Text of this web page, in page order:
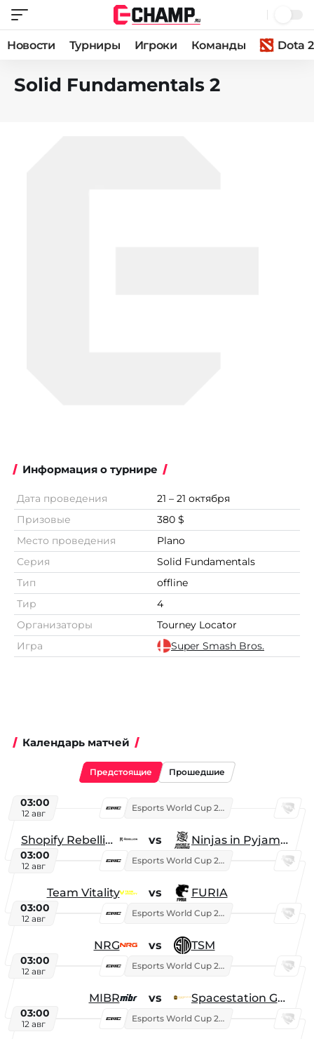
Новости Турниры Игроки Команды Dota 2
Solid Fundamentals 2
Информация о турнире
Дата проведения
21 – 21 октября
Призовые
380 $
Место проведения
Plano
Серия
Solid Fundamentals
Тип
offline
Тир
4
Организаторы
Tourney Locator
Игра
Super Smash Bros.
Календарь матчей
Предстоящие Прошедшие
03:00
12 авг
Esports World Cup 2026
Shopify Rebellion vs Ninjas in Pyjamas
03:00
12 авг
Esports World Cup 2026
Team Vitality vs FURIA
03:00
12 авг
Esports World Cup 2026
NRG vs TSM
03:00
12 авг
Esports World Cup 2026
MIBR vs Spacestation Gaming
03:00
12 авг
Esports World Cup 2026